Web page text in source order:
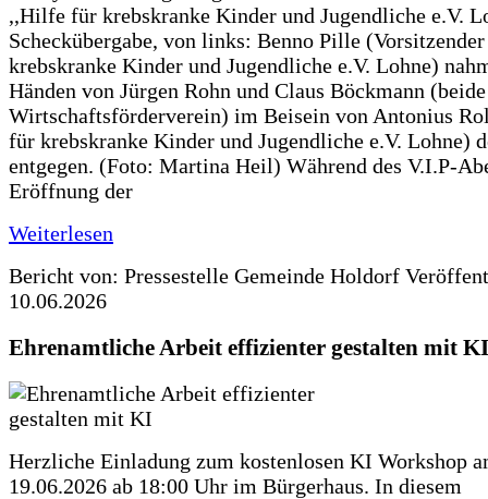
,,Hilfe für krebskranke Kinder und Jugendliche e.V.
Scheckübergabe, von links: Benno Pille
krebskranke Kinder und Jugendliche e.V. Lohne)
Händen von Jürgen Rohn und Claus Böckmann
Wirtschaftsförderverein) im Beisein von Antonius
für krebskranke Kinder und Jugendliche e.V. Lohne)
entgegen. (Foto: Martina Heil) Während des V.I.P-
Eröffnung der
Weiterlesen
Bericht von: Pressestelle Gemeinde Holdorf
10.06.2026
Ehrenamtliche Arbeit effizienter gestalten mit KI
Herzliche Einladung zum kostenlosen KI Workshop
19.06.2026 ab 18:00 Uhr im Bürgerhaus. In diesem